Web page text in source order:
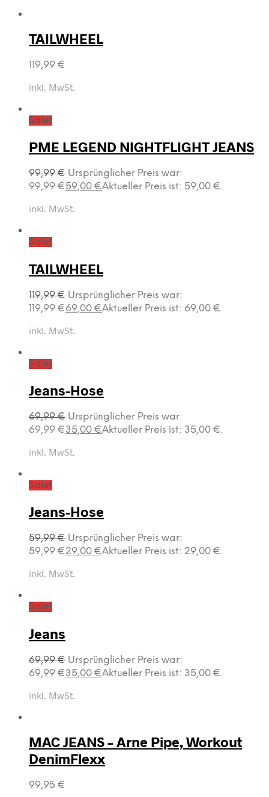
TAILWHEEL
119,99 €
inkl. MwSt.
Sale!
PME LEGEND NIGHTFLIGHT JEANS
99,99€ Ursprünglicher Preis war:
99,99 €59,00 €Aktueller Preis ist: 59,00 €.
inkl. MwSt.
Sale!
TAILWHEEL
119,99€ Ursprünglicher Preis war:
119,99 €69,00 €Aktueller Preis ist: 69,00 €.
inkl. MwSt.
Sale!
Jeans-Hose
69,99€ Ursprünglicher Preis war:
69,99 €35,00 €Aktueller Preis ist: 35,00 €.
inkl. MwSt.
Sale!
Jeans-Hose
59,99€ Ursprünglicher Preis war:
59,99 €29,00 €Aktueller Preis ist: 29,00 €.
inkl. MwSt.
Sale!
Jeans
69,99€ Ursprünglicher Preis war:
69,99 €35,00 €Aktueller Preis ist: 35,00 €.
inkl. MwSt.
MAC JEANS – Arne Pipe, Workout
DenimFlexx
99,95 €